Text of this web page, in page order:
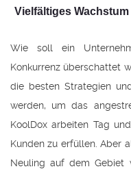
Vielfältiges
Wie soll ein
Konkurrenz überschattet
die besten Strategien
werden, um das
KoolDox arbeiten Tag
Kunden zu erfüllen. Aber
Neuling auf dem Gebiet